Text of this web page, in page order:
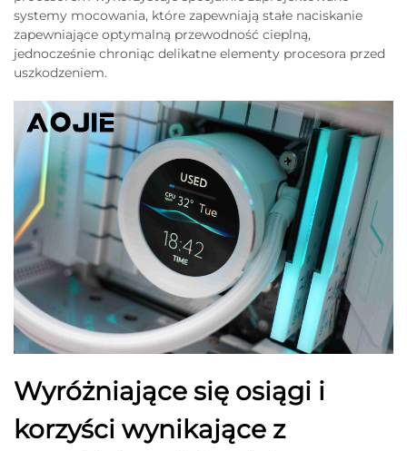
systemy mocowania, które zapewniają stałe naciskanie
zapewniające optymalną przewodność cieplną,
jednocześnie chroniąc delikatne elementy procesora przed
uszkodzeniem.
Wyróżniające się osiągi i
korzyści wynikające z